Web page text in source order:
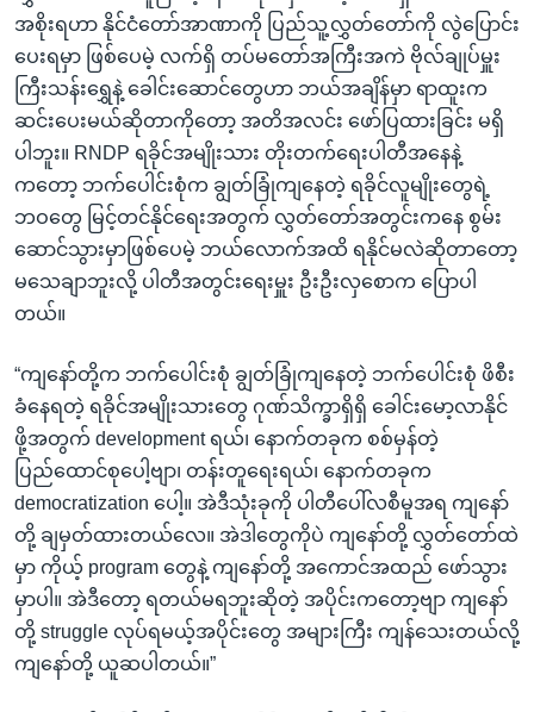
အစိုးရဟာ နိုင်ငံတော်အာဏာကို ပြည်သူ့လွှတ်တော်ကို လွဲပြောင်း
ပေးရမှာ ဖြစ်ပေမဲ့ လက်ရှိ တပ်မတော်အကြီးအကဲ ဗိုလ်ချုပ်မှူး
ကြီးသန်းရွှေနဲ့ ခေါင်းဆောင်တွေဟာ ဘယ်အချိန်မှာ ရာထူးက
ဆင်းပေးမယ်ဆိုတာကိုတော့ အတိအလင်း ဖော်ပြထားခြင်း မရှိ
ပါဘူး။ RNDP ရခိုင်အမျိုးသား တိုးတက်ရေးပါတီအနေနဲ့
ကတော့ ဘက်ပေါင်းစုံက ချွတ်ခြုံကျနေတဲ့ ရခိုင်လူမျိုးတွေရဲ့
ဘဝတွေ မြင့်တင်နိုင်ရေးအတွက် လွှတ်တော်အတွင်းကနေ စွမ်း
ဆောင်သွားမှာဖြစ်ပေမဲ့ ဘယ်လောက်အထိ ရနိုင်မလဲဆိုတာတော့
မသေချာဘူးလို့ ပါတီအတွင်းရေးမှူး ဦးဦးလှစောက ပြောပါ
တယ်။
“ကျနော်တို့က ဘက်ပေါင်းစုံ ချွတ်ခြုံကျနေတဲ့ ဘက်ပေါင်းစုံ ဖိစီး
ခံနေရတဲ့ ရခိုင်အမျိုးသားတွေ ဂုဏ်သိက္ခာရှိရှိ ခေါင်းမော့လာနိုင်
ဖို့အတွက် development ရယ်၊ နောက်တခုက စစ်မှန်တဲ့
ပြည်ထောင်စုပေါ့ဗျာ၊ တန်းတူရေးရယ်၊ နောက်တခုက
democratization ပေါ့။ အဲဒီသုံးခုကို ပါတီပေါ်လစီမူအရ ကျနော်
တို့ ချမှတ်ထားတယ်လေ။ အဲဒါတွေကိုပဲ ကျနော်တို့ လွှတ်တော်ထဲ
မှာ ကိုယ့် program တွေနဲ့ ကျနော်တို့ အကောင်အထည် ဖော်သွား
မှာပါ။ အဲဒီတော့ ရတယ်မရဘူးဆိုတဲ့ အပိုင်းကတော့ဗျာ ကျနော်
တို့ struggle လုပ်ရမယ့်အပိုင်းတွေ အများကြီး ကျန်သေးတယ်လို့
ကျနော်တို့ ယူဆပါတယ်။”